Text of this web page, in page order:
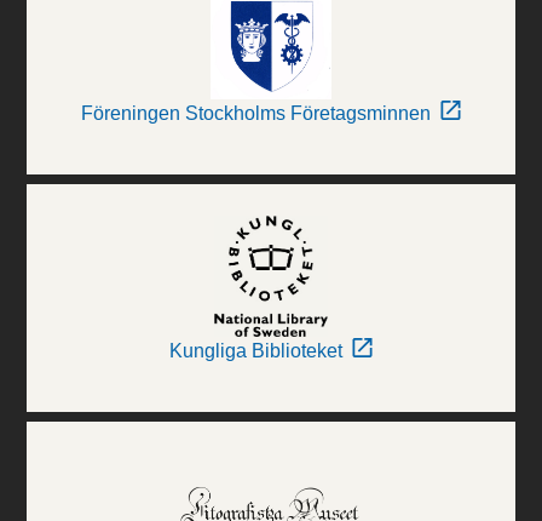
Föreningen Stockholms Företagsminnen
Kungliga Biblioteket